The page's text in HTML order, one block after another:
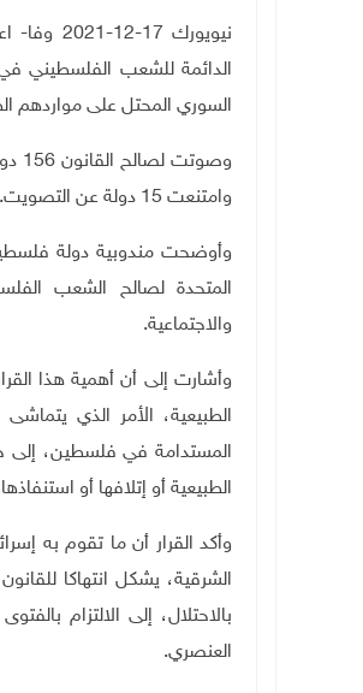
الدائمة للشعب الفلسطيني
السوري المحتل على مواردهم
وامتنعت 15 دولة عن التصويت.
وأوضحت مندوبية دولة
المتحدة لصالح الشعب
والاجتماعية.
وأشارت إلى أن أهمية هذا
الطبيعية، الأمر الذي
المستدامة في فلسطين، إلى
الطبيعية أو إتلافها أو
وأكد القرار أن ما تقوم به
الشرقية، يشكل انتهاكا
بالاحتلال، إلى الالتزام
العنصري.